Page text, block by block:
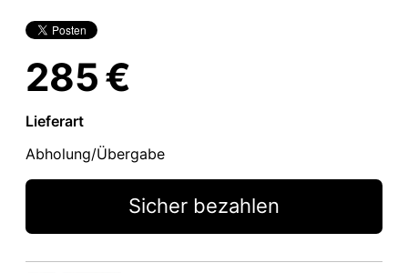
285 €
Lieferart
Abholung/Übergabe
Sicher bezahlen